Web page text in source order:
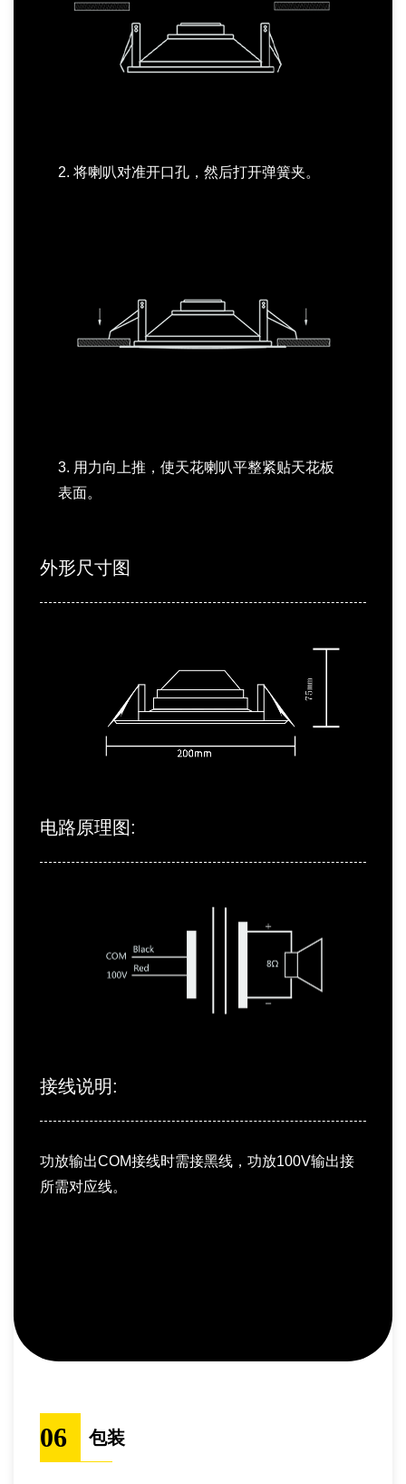
2. 将喇叭对准开口孔，然后打开弹簧夹。
3. 用力向上推，使天花喇叭平整紧贴天花板
表面。
外形尺寸图
电路原理图:
接线说明:
功放输出COM接线时需接黑线，功放100V输出接
所需对应线。
06 包装